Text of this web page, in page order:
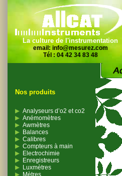
La culture de l'instrumentation
email: info@mesurez.com
Tél : 04 42 34 83 48
Nos produits
Analyseurs d’o2 et co2
Anémomètres
Awmètres
Balances
Calibres
Compteurs à main
Electrochimie
Enregistreurs
Luxmètres
Mètres